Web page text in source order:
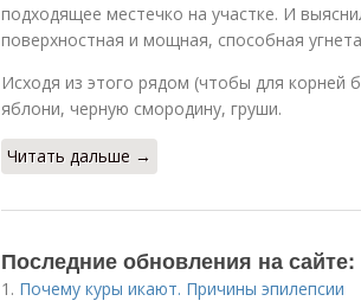
подходящее местечко на участке. И
поверхностная и мощная, способная
Исходя из этого рядом (чтобы для корней
яблони, черную смородину, груши.
Читать дальше →
Последние обновления на сайте:
1. Почему куры икают. Причины эпилепсии